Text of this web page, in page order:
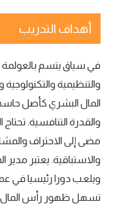
أهداف التدريب
في سياق يتسم بالعولمة
والتنظيمية والتكنولوجية
المال البشري كأصل
والقدرة التنافسية.
مضى إلى الاحتراف
والاستباقية. يعتبر مدير
ويلعب دورا رئيسيا في
تسهل ظهور رأس